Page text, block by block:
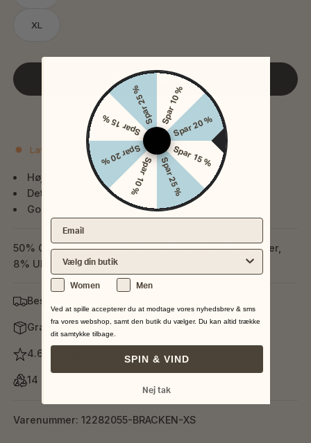
XL
TILFØJ TIL KURV
Tilføj til favoritter
Lavt lager
Højhalset
Detalje ved ærme
God pasform
50% Genanvendt polyester, 28% Akryl, 14% Polyester,
8% Uld
Bestil inden kl. 12 og vi sender din pakke idag
Gratis fragt ved køb over 599,-
4.6 Trustpilot rating
14 dages fuld returret
Varenummer: 12282055-BRACKEN-XS
Spar 10 %
Spar 20 %
Spar 15 %
Spar 25 %
Spar 10 %
Spar 20 %
Spar 15 %
Spar 25 %
Email
Vælg din nærmeste butik
Køn Women Men
Ved at spille accepterer du at modtage vores nyhedsbrev & sms
fra vores webshop, samt den butik du vælger. Du kan altid trække
dit samtykke tilbage.
SPIN & VIND
Nej tak